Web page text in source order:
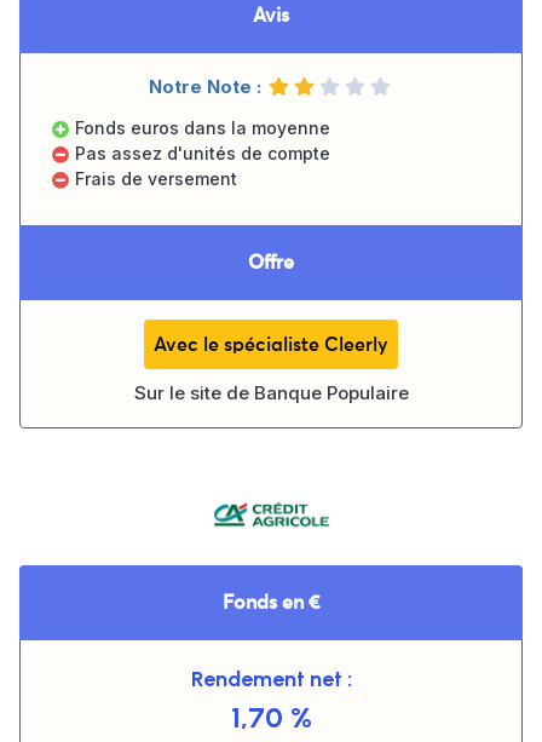
Avis
Notre Note :
Fonds euros dans la moyenne
Pas assez d'unités de compte
Frais de versement
Offre
Avec le spécialiste Cleerly
Sur le site de Banque Populaire
Fonds en €
Rendement net :
1,70 %